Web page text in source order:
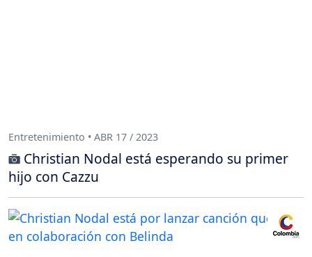
Entretenimiento • ABR 17 / 2023
Christian Nodal está esperando su primer
hijo con Cazzu